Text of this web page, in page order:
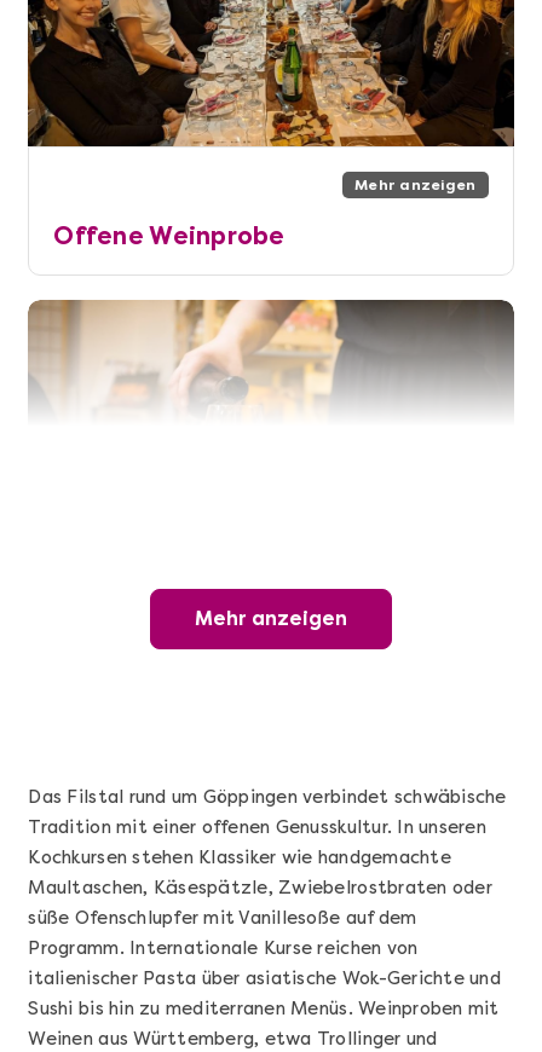
Mehr anzeigen
Offene Weinprobe
Wunderschöner Weinabend
Mehr anzeigen
Grundkurs Sushi
Mehr anzeigen
Das Filstal rund um Göppingen verbindet schwäbische
Tradition mit einer offenen Genusskultur. In unseren
Kochkursen stehen Klassiker wie handgemachte
Maultaschen, Käsespätzle, Zwiebelrostbraten oder
süße Ofenschlupfer mit Vanillesoße auf dem
Programm. Internationale Kurse reichen von
italienischer Pasta über asiatische Wok-Gerichte und
Sushi bis hin zu mediterranen Menüs. Weinproben mit
Weinen aus Württemberg, etwa Trollinger und